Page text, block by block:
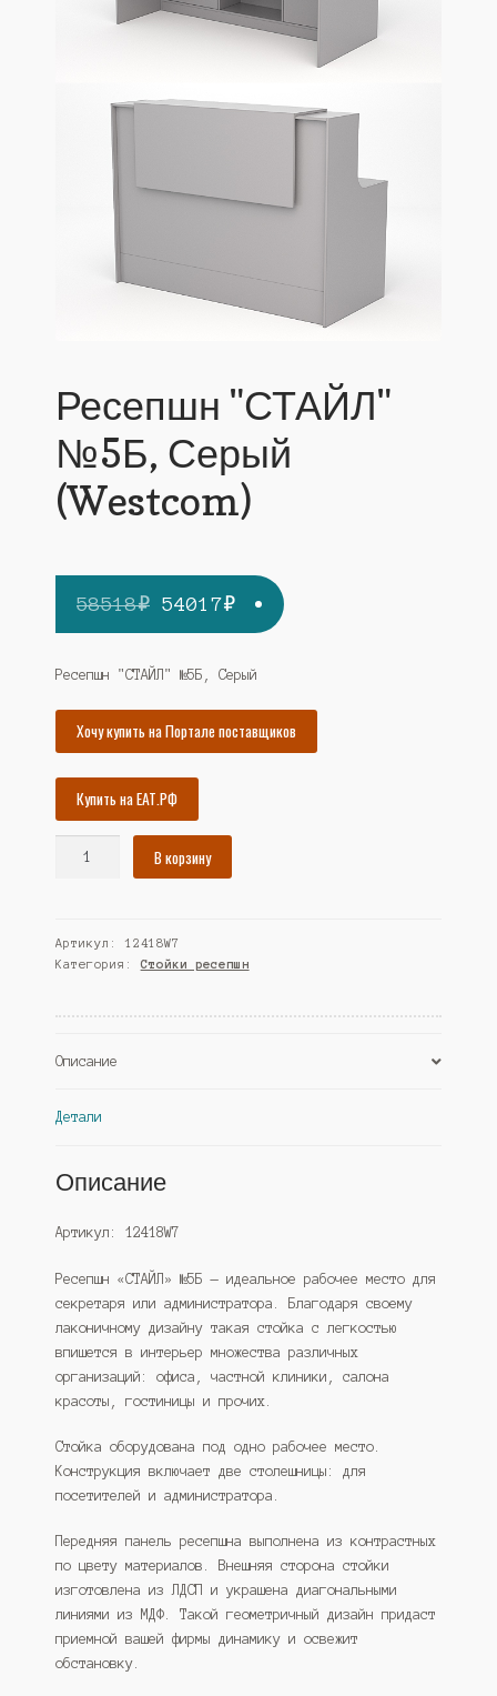
Ресепшн "СТАЙЛ"
№5Б, Серый
(Westcom)
58518₽ Первоначальная
цена
составляла
58518₽.
54017₽Текущая
цена:
54017₽.
Ресепшн "СТАЙЛ" №5Б, Серый
Хочу купить на Портале поставщиков
Купить на ЕАТ.РФ
№5Б,
Серый
В корзину
Артикул:12418W7
Категория: Стойки ресепшн
Описание
Детали
Описание
Артикул: 12418W7
Ресепшн «СТАЙЛ» №5Б — идеальное рабочее место для
секретаря или администратора. Благодаря своему
лаконичному дизайну такая стойка с легкостью
впишется в интерьер множества различных
организаций: офиса, частной клиники, салона
красоты, гостиницы и прочих.
Стойка оборудована под одно рабочее место.
Конструкция включает две столешницы: для
посетителей и администратора.
Передняя панель ресепшна выполнена из контрастных
по цвету материалов. Внешняя сторона стойки
изготовлена из ЛДСП и украшена диагональными
линиями из МДФ. Такой геометричный дизайн придаст
приемной вашей фирмы динамику и освежит
обстановку.